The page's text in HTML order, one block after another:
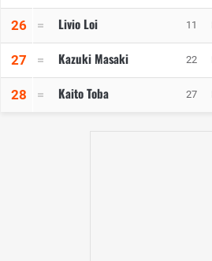
26 Livio Loi 11
27 Kazuki Masaki 22
28 Kaito Toba 27